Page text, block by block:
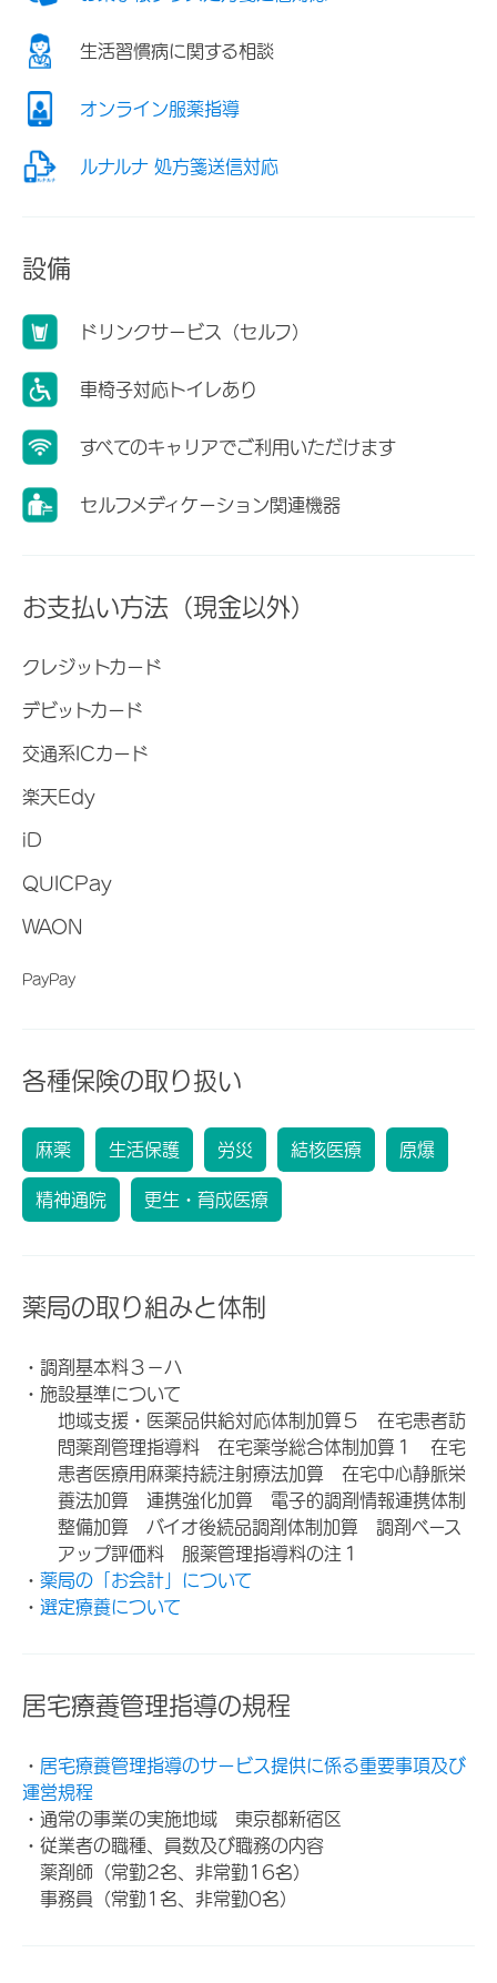
生活習慣病に関する相談
オンライン服薬指導
ルナルナ 処方箋送信対応
設備
ドリンクサービス（セルフ）
車椅子対応トイレあり
すべてのキャリアでご利用いただけます
セルフメディケーション関連機器
お支払い方法（現金以外）
クレジットカード
デビットカード
交通系ICカード
楽天Edy
iD
QUICPay
WAON
PayPay
各種保険の取り扱い
麻薬 生活保護 労災 結核医療 原爆
精神通院 更生・育成医療
薬局の取り組みと体制
・調剤基本料３－ハ
・施設基準について
地域支援・医薬品供給対応体制加算５ 在宅患者訪
問薬剤管理指導料 在宅薬学総合体制加算１ 在宅
患者医療用麻薬持続注射療法加算 在宅中心静脈栄
養法加算 連携強化加算 電子的調剤情報連携体制
整備加算 バイオ後続品調剤体制加算 調剤ベース
アップ評価料 服薬管理指導料の注１
・ 薬局の「お会計」について
・ 選定療養について
居宅療養管理指導の規程
・ 居宅療養管理指導のサービス提供に係る重要事項及び
運営規程
・通常の事業の実施地域 東京都新宿区
・従業者の職種、員数及び職務の内容
薬剤師（常勤2名、非常勤16名）
事務員（常勤1名、非常勤0名）